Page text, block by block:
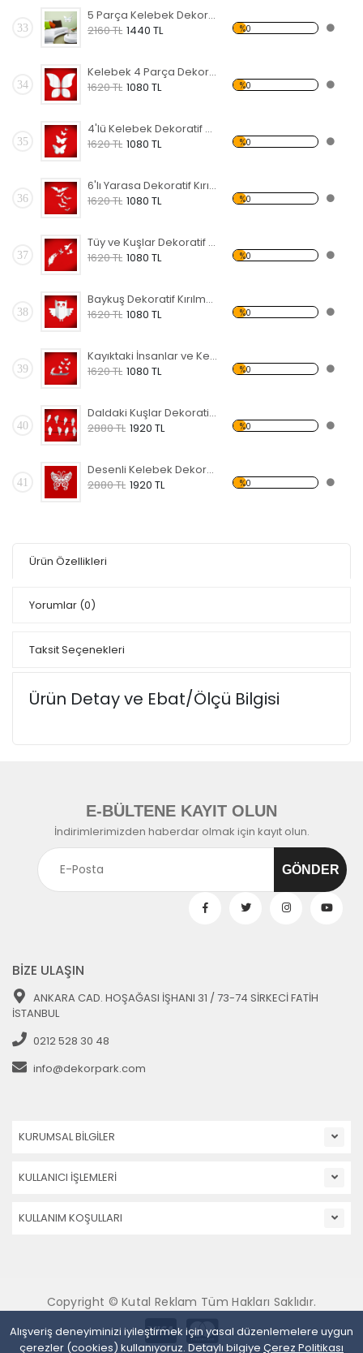
33
5 Parça Kelebek Dekoratif Kırılmaz Ayna
2160 TL 1440 TL %0
34
Kelebek 4 Parça Dekoratif Kırılmaz Ayna
1620 TL 1080 TL %0
35
4'lü Kelebek Dekoratif Kırılmaz Ayna
1620 TL 1080 TL %0
36
6'lı Yarasa Dekoratif Kırılmaz Ayna
1620 TL 1080 TL %0
37
Tüy ve Kuşlar Dekoratif Kırılmaz Ayna
1620 TL 1080 TL %0
38
Baykuş Dekoratif Kırılmaz Ayna
1620 TL 1080 TL %0
39
Kayıktaki İnsanlar ve Kelebekler Dekoratif Kırılmaz Ayna
1620 TL 1080 TL %0
40
Daldaki Kuşlar Dekoratif Kırılmaz Ayna
2880 TL 1920 TL %0
41
Desenli Kelebek Dekoratif Kırılmaz Ayna
2880 TL 1920 TL %0
Ürün Özellikleri
Yorumlar (0)
Taksit Seçenekleri
Ürün Detay ve Ebat/Ölçü Bilgisi
Alışveriş deneyiminizi iyileştirmek için yasal düzenlemelere uygun
çerezler (cookies) kullanıyoruz. Detaylı bilgiye Çerez Politikası
E-BÜLTENE KAYIT OLUN
İndirimlerimizden haberdar olmak için kayıt olun.
BİZE ULAŞIN
ANKARA CAD. HOŞAĞASI İŞHANI 31 / 73-74 SİRKECİ FATİH
İSTANBUL
0212 528 30 48
info@dekorpark.com
KURUMSAL BİLGİLER
KULLANICI İŞLEMLERİ
KULLANIM KOŞULLARI
Copyright © Kutal Reklam Tüm Hakları Saklıdır.